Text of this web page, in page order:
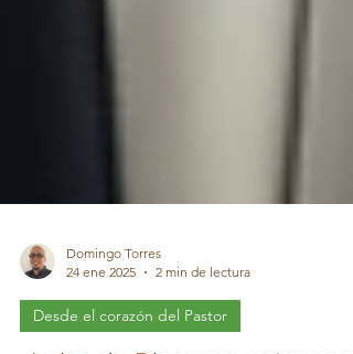
Domingo Torres
24 ene 2025
2 min de lectura